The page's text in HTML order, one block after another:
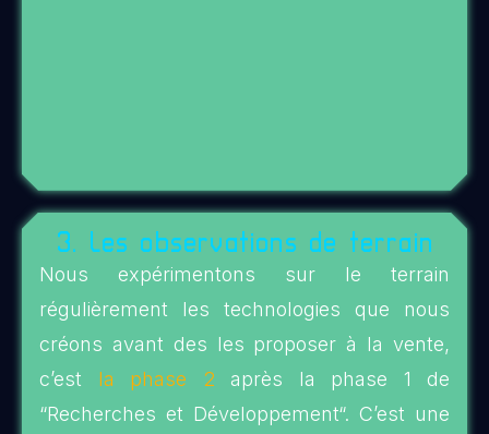
3. Les observations de terrain
Nous expérimentons sur le terrain
régulièrement les technologies que nous
créons avant des les proposer à la vente,
c’est la phase 2 après la phase 1 de
“Recherches et Développement“. C’est une